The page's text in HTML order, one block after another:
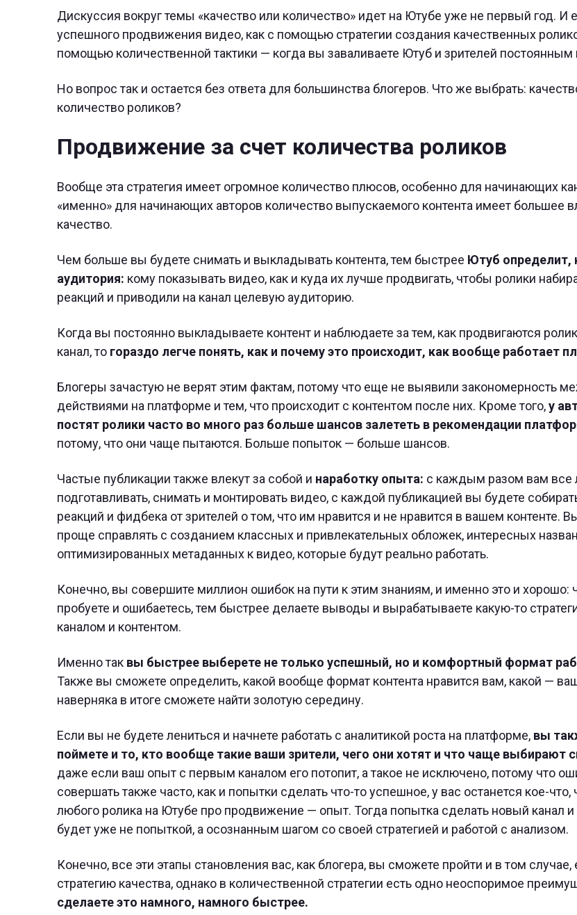
Дискуссия вокруг темы «качество или количество» идет на Ютубе уже не первый год. И
успешного продвижения видео, как с помощью стратегии создания качественных
помощью количественной тактики — когда вы заваливаете Ютуб и зрителей постоянным
Но вопрос так и остается без ответа для большинства блогеров. Что же выбрать:
количество роликов?
Продвижение за счет количества роликов
Вообще эта стратегия имеет огромное количество плюсов, особенно для начинающих
«именно» для начинающих авторов количество выпускаемого контента имеет большее
качество.
Чем больше вы будете снимать и выкладывать контента, тем быстрее Ютуб определит,
аудитория: кому показывать видео, как и куда их лучше продвигать, чтобы ролики
реакций и приводили на канал целевую аудиторию.
Когда вы постоянно выкладываете контент и наблюдаете за тем, как продвигаются
канал, то гораздо легче понять, как и почему это происходит, как вообще работает
Блогеры зачастую не верят этим фактам, потому что еще не выявили закономерность
действиями на платформе и тем, что происходит с контентом после них. Кроме того,у
постят ролики часто во много раз больше шансов залететь в рекомендации
потому, что они чаще пытаются. Больше попыток — больше шансов.
Частые публикации также влекут за собой и наработку опыта: с каждым разом вам все
подготавливать, снимать и монтировать видео, с каждой публикацией вы будете
реакций и фидбека от зрителей о том, что им нравится и не нравится в вашем контенте.
проще справлять с созданием классных и привлекательных обложек, интересных
оптимизированных метаданных к видео, которые будут реально работать.
Конечно, вы совершите миллион ошибок на пути к этим знаниям, и именно это и
пробуете и ошибаетесь, тем быстрее делаете выводы и вырабатываете какую-то
каналом и контентом.
Именно так вы быстрее выберете не только успешный, но и комфортный формат
Также вы сможете определить, какой вообще формат контента нравится вам, какой —
наверняка в итоге сможете найти золотую середину.
Если вы не будете лениться и начнете работать с аналитикой роста на платформе, вы
поймете и то, кто вообще такие ваши зрители, чего они хотят и что чаще выбирают
даже если ваш опыт с первым каналом его потопит, а такое не исключено, потому что
совершать также часто, как и попытки сделать что-то успешное, у вас останется кое-
любого ролика на Ютубе про продвижение — опыт. Тогда попытка сделать новый канал и
будет уже не попыткой, а осознанным шагом со своей стратегией и работой с анализом.
Конечно, все эти этапы становления вас, как блогера, вы сможете пройти и в том
стратегию качества, однако в количественной стратегии есть одно неоспоримое
сделаете это намного, намного быстрее.